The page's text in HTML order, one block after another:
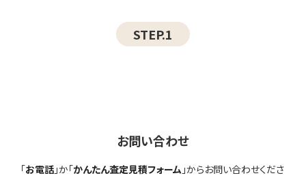
STEP.1
お問い合わせ
「お電話 」か「かんたん査定見積フォーム 」からお問い合わせくださ